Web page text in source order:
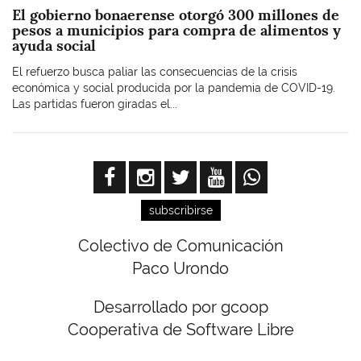
El gobierno bonaerense otorgó 300 millones de
pesos a municipios para compra de alimentos y
ayuda social
El refuerzo busca paliar las consecuencias de la crisis
económica y social producida por la pandemia de COVID-19.
Las partidas fueron giradas el...
subscribirse
Colectivo de Comunicación
Paco Urondo
Desarrollado por gcoop
Cooperativa de Software Libre